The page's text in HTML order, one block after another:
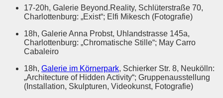
17-20h, Galerie Beyond.Reality, Schlüterstraße 70,
Charlottenburg: „Exist“; Elfi Mikesch (Fotografie)
18h, Galerie Anna Probst, Uhlandstrasse 145a,
Charlottenburg: „Chromatische Stille“; May Carro
Cabaleiro
18h, Galerie im Körnerpark, Schierker Str. 8, Neukölln:
„Architecture of Hidden Activity“; Gruppenausstellung
(Installation, Skulpturen, Videokunst, Fotografie)